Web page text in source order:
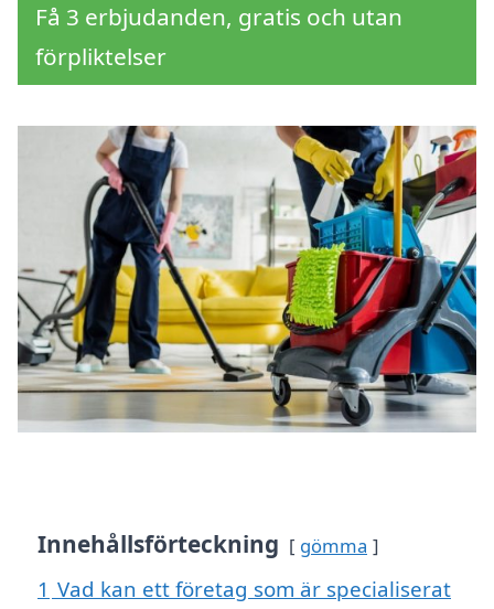
Få 3 erbjudanden, gratis och utan
förpliktelser
Innehållsförteckning gömma
1 Vad kan ett företag som är specialiserat